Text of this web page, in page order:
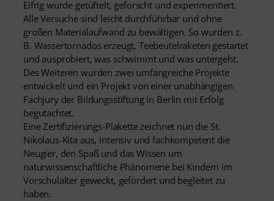
Eifrig wurde getüftelt, geforscht und experimentiert.
Alle Versuche sind leicht durchführbar und ohne
großen Materialaufwand zu bewältigen. So wurden z.
B. Wassertornados erzeugt, Teebeutelraketen gestartet
und ausprobiert, was schwimmt und was untergeht.
Des Weiteren wurden zwei umfangreiche Projekte
entwickelt und ein Projekt von einer unabhängigen
Fachjury der Bildungsstiftung in Berlin mit Erfolg
begutachtet.
Eine Zertifizierungs-Plakette zeichnet nun die St.
Nikolaus-Kita aus, intensiv und fachkompetent die
Neugier, den Spaß und das Wissen um
naturwissenschaftliche Phänomene bei Kindern im
Vorschulalter geweckt, gefördert und begleitet zu
haben.